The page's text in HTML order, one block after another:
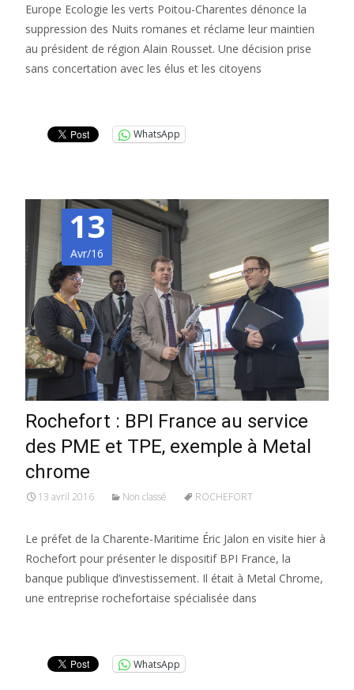
Europe Ecologie les verts Poitou-Charentes dénonce la
suppression des Nuits romanes et réclame leur maintien
au président de région Alain Rousset. Une décision prise
sans concertation avec les élus et les citoyens
WhatsApp
13
Avr/16
Rochefort : BPI France au service
des PME et TPE, exemple à Metal
chrome
13 avril 2016 Non classé ROCHEFORT
Le préfet de la Charente-Maritime Éric Jalon en visite hier à
Rochefort pour présenter le dispositif BPI France, la
banque publique d’investissement. Il était à Metal Chrome,
une entreprise rochefortaise spécialisée dans
WhatsApp